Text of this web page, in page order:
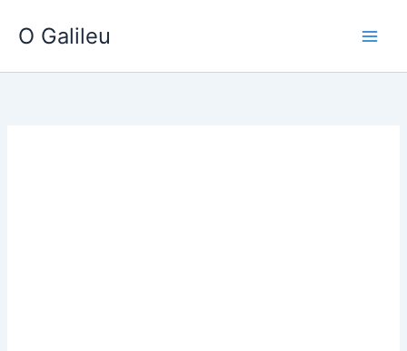
para
conteúdo
O Galileu